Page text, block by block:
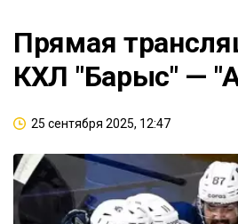
Прямая
КХЛ "Барыс" —
25 сентября 2025, 12:47